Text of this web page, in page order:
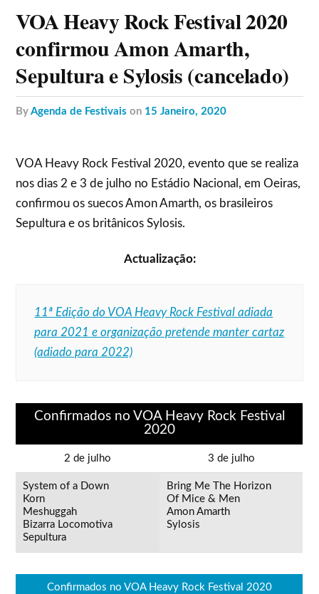
VOA Heavy Rock Festival 2020
confirmou Amon Amarth,
Sepultura e Sylosis (cancelado)
byAgenda de Festivais on 15 Janeiro, 2020
VOA Heavy Rock Festival 2020, evento que se realiza
nos dias 2 e 3 de julho no Estádio Nacional, em Oeiras,
confirmou os suecos Amon Amarth, os brasileiros
Sepultura e os britânicos Sylosis.
Actualização:
11ª Edição do VOA Heavy Rock Festival adiada
para 2021 e organização pretende manter cartaz
(adiado para 2022)
Confirmados no VOA Heavy Rock Festival
2020
2 de julho 3 de julho
System of a Down
Korn
Meshuggah
Bizarra Locomotiva
Sepultura
Bring Me The Horizon
Of Mice & Men
Amon Amarth
Sylosis
Confirmados no VOA Heavy Rock Festival 2020